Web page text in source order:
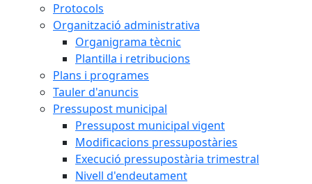
Protocols
Organització administrativa
Organigrama tècnic
Plantilla i retribucions
Plans i programes
Tauler d'anuncis
Pressupost municipal
Pressupost municipal vigent
Modificacions pressupostàries
Execució pressupostària trimestral
Nivell d'endeutament